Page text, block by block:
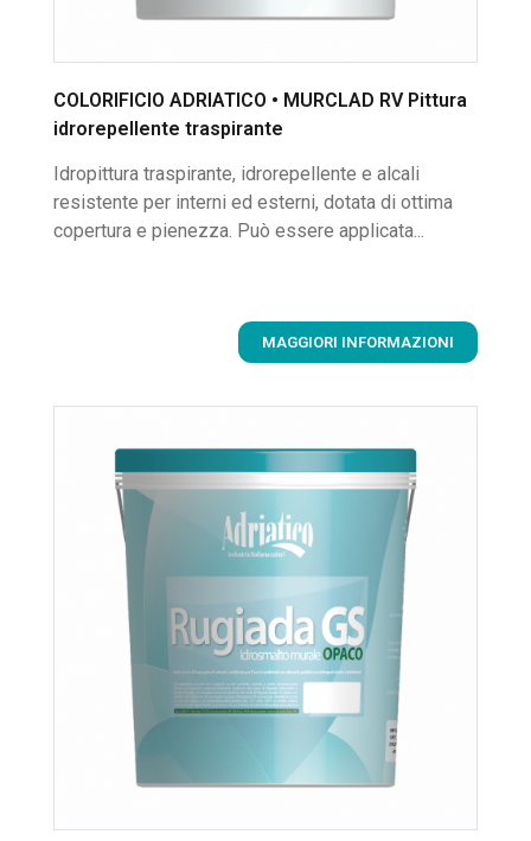
COLORIFICIO ADRIATICO • MURCLAD RV Pittura
idrorepellente traspirante
Idropittura traspirante, idrorepellente e alcali
resistente per interni ed esterni, dotata di ottima
copertura e pienezza. Può essere applicata...
MAGGIORI INFORMAZIONI